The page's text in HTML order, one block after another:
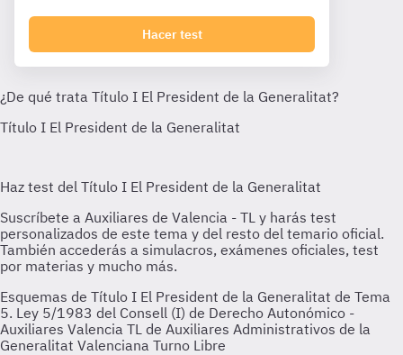
Hacer test
Esquemas de Título I El President de la Generalitat de Tema
5. Ley 5/1983 del Consell (I) de Derecho Autonómico -
Auxiliares Valencia TL de Auxiliares Administrativos de la
Generalitat Valenciana Turno Libre